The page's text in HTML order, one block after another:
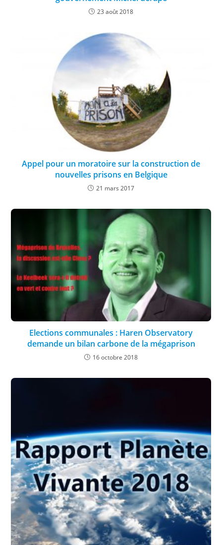
23 août 2018
Appel pour un moratoire sur la construction de
nouvelles prisons en Belgique
21 mars 2017
Elections communales : Haren Observatory
demande un bilan carbone de la mégaprison
16 octobre 2018